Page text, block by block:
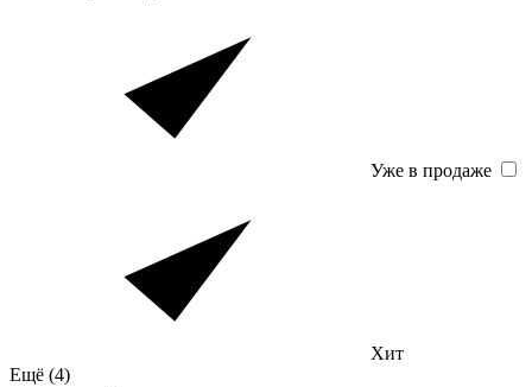
Уже в продаже
Хит
Ещё (4)